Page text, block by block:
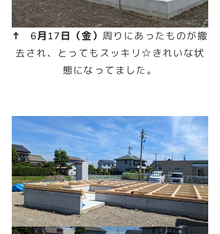
↑ 6月17日（金） 周りにあったものが撤
去され、とってもスッキリ☆きれいな状
態になってました。